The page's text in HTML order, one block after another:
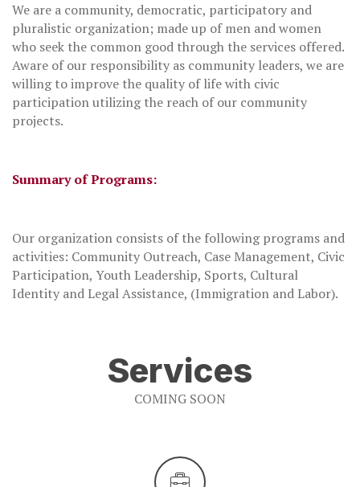
We are a community, democratic, participatory and
pluralistic organization; made up of men and women
who seek the common good through the services offered.
Aware of our responsibility as community leaders, we are
willing to improve the quality of life with civic
participation utilizing the reach of our community
projects.
Summary of Programs:
Our organization consists of the following programs and
activities: Community Outreach, Case Management, Civic
Participation, Youth Leadership, Sports, Cultural
Identity and Legal Assistance, (Immigration and Labor).
Services
COMING SOON